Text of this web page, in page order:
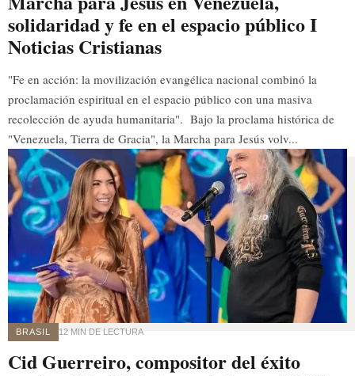
solidaridad y fe en el espacio público I
Noticias Cristianas
"Fe en acción: la movilización evangélica nacional combinó la
proclamación espiritual en el espacio público con una masiva
recolección de ayuda humanitaria". Bajo la proclama histórica de
"Venezuela, Tierra de Gracia", la Marcha para Jesús volv...
BRASIL 12 MIN DE LECTURA
Cid Guerreiro, compositor del éxito